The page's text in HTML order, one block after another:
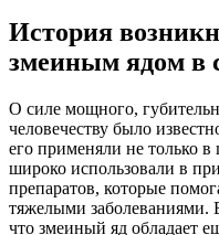
История
змеиным ядом в
О силе мощного,
человечеству было
его применяли не только в
широко использовали в
препаратов, которые
тяжелыми заболеваниями.
что змеиный яд обладает